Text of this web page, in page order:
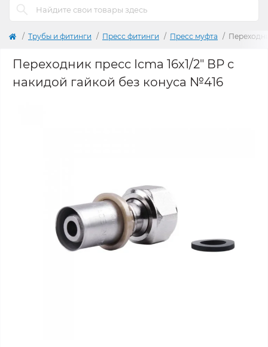
Трубы и фитинги Пресс фитинги Пресс муфта
Переходник пресс Icma 16х1/2" ВР с
накидой гайкой без конуса №416